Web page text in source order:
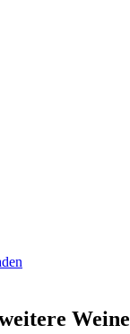
Weine